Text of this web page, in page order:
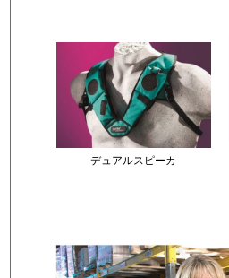
デュアルスピーカ